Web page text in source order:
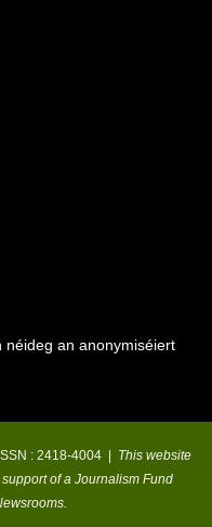
néideg an anonymiséiert
: 2418-4004 | This website
of a Journalism Fund